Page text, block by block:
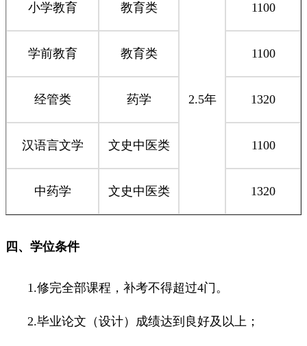
小学教育 教育类
2.5年
1100
学前教育 教育类 1100
经管类 药学 1320
汉语言文学 文史中医类 1100
中药学 文史中医类 1320
四、学位条件
1.修完全部课程，补考不得超过4门。
2.毕业论文（设计）成绩达到良好及以上；